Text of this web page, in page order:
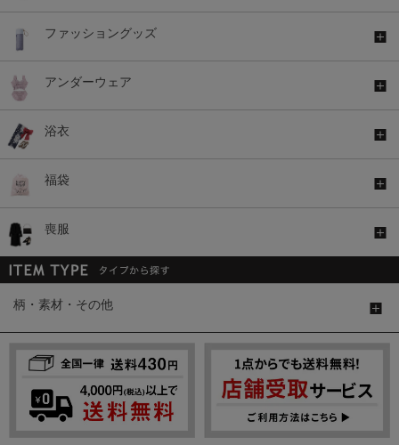
ファッショングッズ
アンダーウェア
浴衣
福袋
喪服
柄・素材・その他